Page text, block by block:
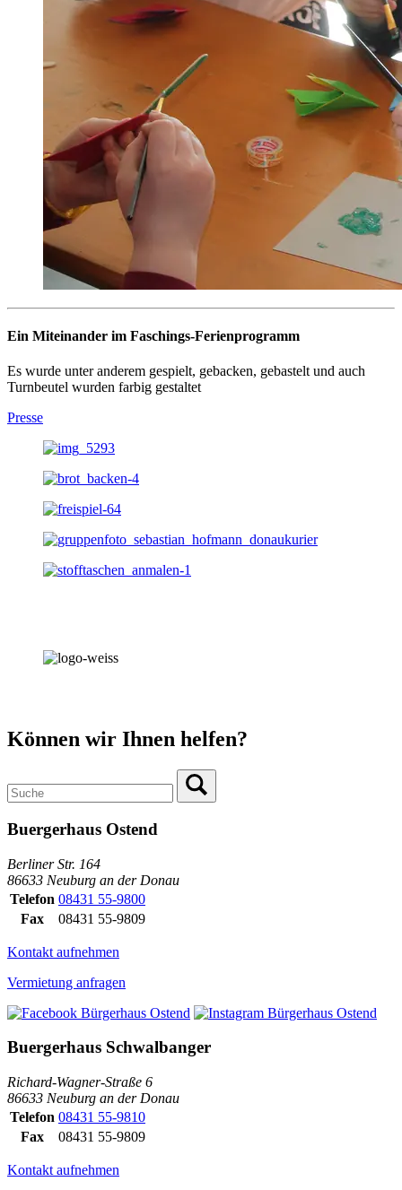
Ein Miteinander im Faschings-Ferienprogramm
Es wurde unter anderem gespielt, gebacken, gebastelt und auch
Turnbeutel wurden farbig gestaltet
Presse
Können wir Ihnen helfen?
Buergerhaus Ostend
Berliner Str. 164
86633 Neuburg an der Donau
Telefon 08431 55-9800
Fax
08431 55-9809
Kontakt aufnehmen
Vermietung anfragen
Buergerhaus Schwalbanger
Richard-Wagner-Straße 6
86633 Neuburg an der Donau
Telefon 08431 55-9810
Fax
08431 55-9809
Kontakt aufnehmen